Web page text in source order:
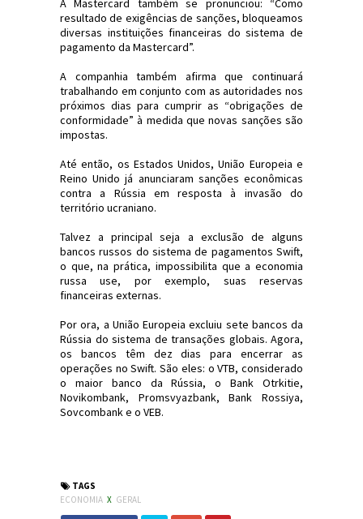
A Mastercard também se pronunciou: “Como
resultado de exigências de sanções, bloqueamos
diversas instituições financeiras do sistema de
pagamento da Mastercard”.
A companhia também afirma que continuará
trabalhando em conjunto com as autoridades nos
próximos dias para cumprir as “obrigações de
conformidade” à medida que novas sanções são
impostas.
Até então, os Estados Unidos, União Europeia e
Reino Unido já anunciaram sanções econômicas
contra a Rússia em resposta à invasão do
território ucraniano.
Talvez a principal seja a exclusão de alguns
bancos russos do sistema de pagamentos Swift,
o que, na prática, impossibilita que a economia
russa use, por exemplo, suas reservas
financeiras externas.
Por ora, a União Europeia excluiu sete bancos da
Rússia do sistema de transações globais. Agora,
os bancos têm dez dias para encerrar as
operações no Swift. São eles: o VTB, considerado
o maior banco da Rússia, o Bank Otrkitie,
Novikombank, Promsvyazbank, Bank Rossiya,
Sovcombank e o VEB.
TAGS
ECONOMIA X GERAL